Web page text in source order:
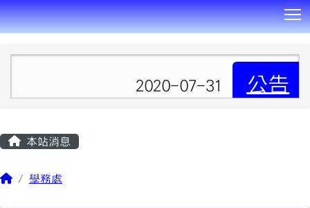
2020-07-31 公告
本站消息
學務處